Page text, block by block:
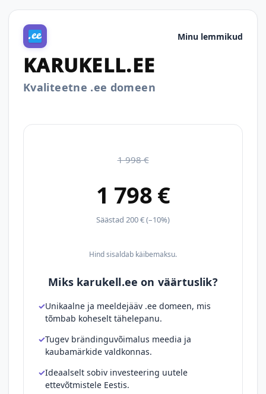
Minu lemmikud
KARUKELL.EE
Kvaliteetne .ee domeen
1 998 €
1 798 €
Säästad 200 € (–10%)
Hind sisaldab käibemaksu.
Miks karukell.ee on väärtuslik?
Unikaalne ja meeldejääv .ee domeen, mis
tõmbab koheselt tähelepanu.
Tugev brändinguvõimalus meedia ja
kaubamärkide valdkonnas.
Ideaalselt sobiv investeering uutele
ettevõtmistele Eestis.